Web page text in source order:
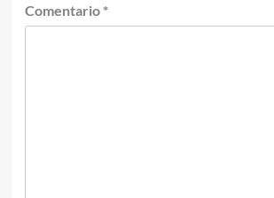
Comentario *